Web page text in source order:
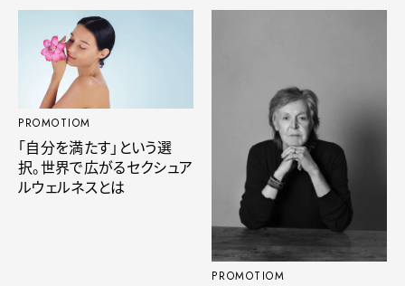
PROMOTIOM
「自分を満たす」という選
択。世界で広がるセクシュア
ルウェルネスとは
PROMOTIOM